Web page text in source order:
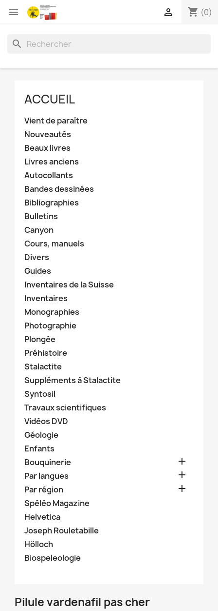
 shopping_cart (0)

search
ACCUEIL
Vient de paraître
Nouveautés
Beaux livres
Livres anciens
Autocollants
Bandes dessinées
Bibliographies
Bulletins
Canyon
Cours, manuels
Divers
Guides
Inventaires de la Suisse
Inventaires
Monographies
Photographie
Plongée
Préhistoire
Stalactite
Suppléments à Stalactite
Syntosil
Travaux scientifiques
Vidéos DVD
Géologie
Enfants
Bouquinerie

Par langues 
Par région 
Spéléo Magazine
Helvetica
Joseph Rouletabille
Hölloch
Biospeleologie
Pilule vardenafil pas cher